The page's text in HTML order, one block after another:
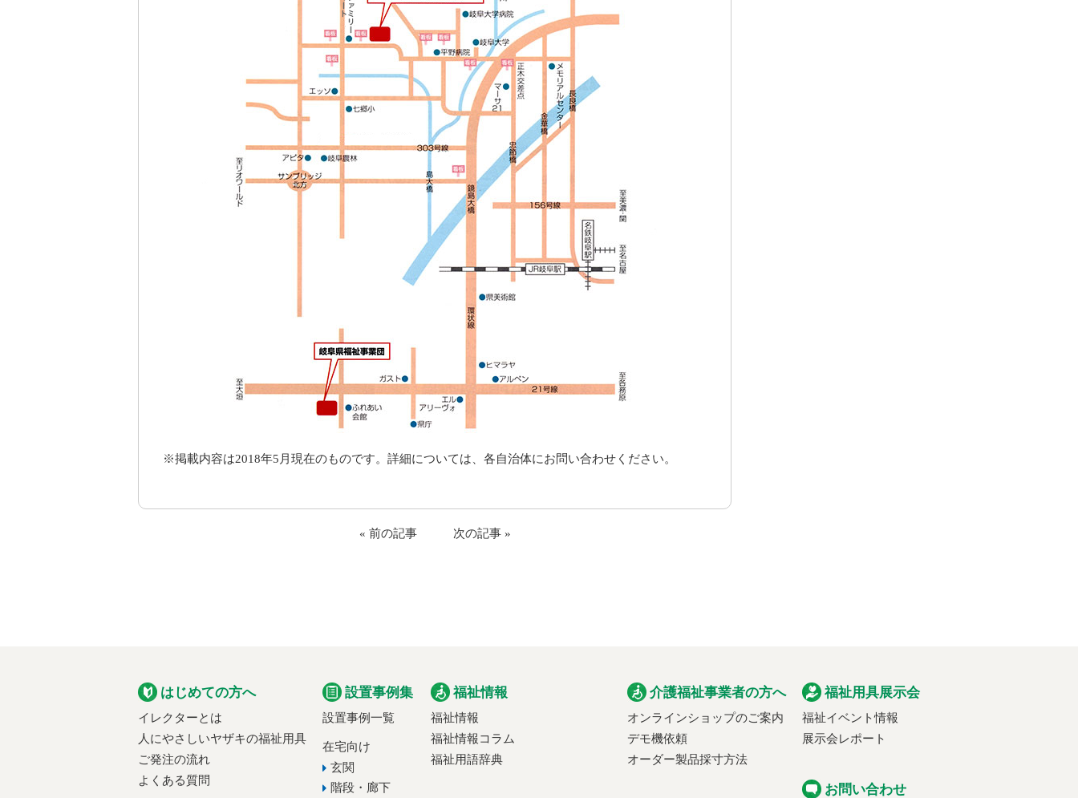
※掲載内容は2018年5月現在のものです。詳細については、各自治体にお問い合わせください。
« 前の記事 次の記事 »
はじめての方へ
イレクターとは
人にやさしいヤザキの福祉用具
ご発注の流れ
よくある質問
設置事例集
設置事例一覧
在宅向け
玄関
階段・廊下
福祉情報
福祉情報
福祉情報コラム
福祉用語辞典
介護福祉事業者の方へ
オンラインショップのご案内
デモ機依頼
オーダー製品採寸方法
福祉用具展示会
福祉イベント情報
展示会レポート
お問い合わせ